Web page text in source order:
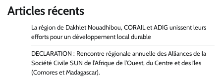
Articles récents
La région de Dakhlet Nouadhibou, CORAIL et ADIG unissent leurs
efforts pour un développement local durable
DECLARATION : Rencontre régionale annuelle des Alliances de la
Société Civile SUN de l’Afrique de l’Ouest, du Centre et des îles
(Comores et Madagascar).